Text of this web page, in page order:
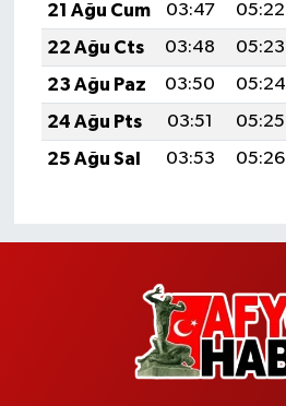
21 Ağu Cum
03:47 05:22
22 Ağu Cts
03:48 05:23
23 Ağu Paz
03:50 05:24
24 Ağu Pts
03:51 05:25
25 Ağu Sal
03:53 05:26